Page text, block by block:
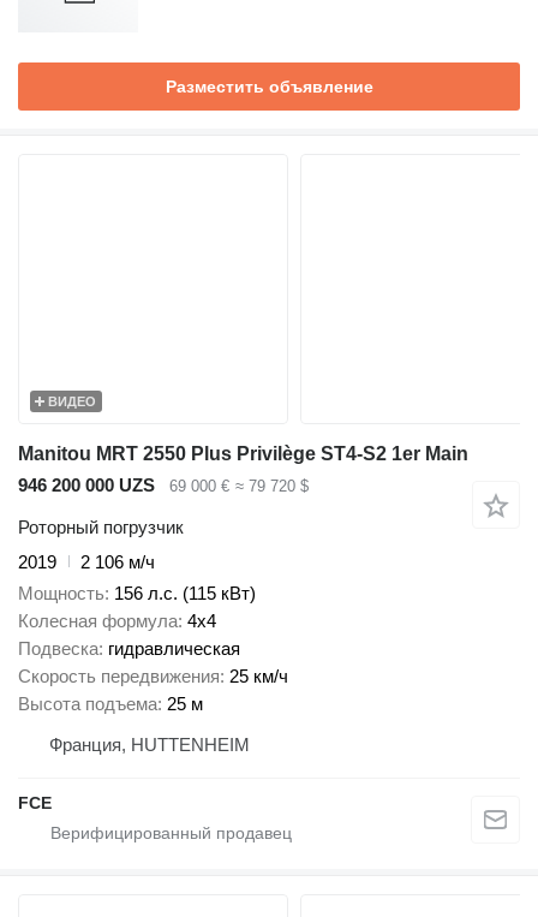
Разместить объявление
ВИДЕО
Manitou MRT 2550 Plus Privilège ST4-S2 1er Main
946 200 000 UZS
69 000 € ≈ 79 720 $
Роторный погрузчик
2019
2 106 м/ч
Мощность 156 л.с. (115 кВт)
Колесная формула 4x4
Подвеска гидравлическая
Скорость передвижения 25 км/ч
Высота подъема 25 м
Франция, HUTTENHEIM
FCE